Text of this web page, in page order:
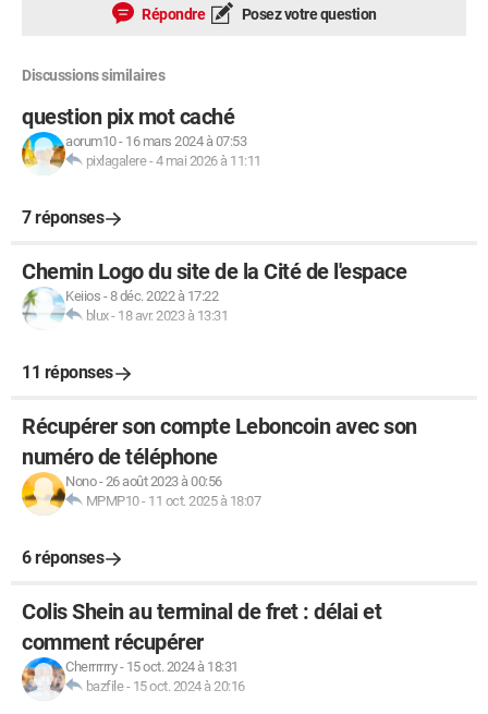
Répondre Posez votre question
Discussions similaires
question pix mot caché
aorum10- 16 mars 2024 à 07:53
pixlagalere-4 mai 2026 à 11:11
7 réponses
Chemin Logo du site de la Cité de l'espace
Keiios -8 déc. 2022 à 17:22
blux- 18 avr. 2023 à 13:31
11 réponses
Récupérer son compte Leboncoin avec son
numéro de téléphone
Nono-26 août 2023 à 00:56
MPMP10- 11 oct. 2025 à 18:07
6 réponses
Colis Shein au terminal de fret : délai et
comment récupérer
Cherrrrrry- 15 oct. 2024 à 18:31
bazfile- 15 oct. 2024 à 20:16